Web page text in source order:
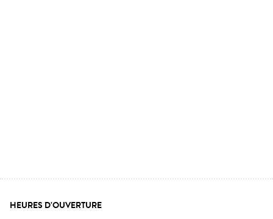
HEURES D'OUVERTURE